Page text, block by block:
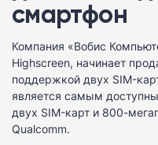
смартфон
Компания «Вобис
Highscreen, начинает
поддержкой двух SIM-
является самым
двух SIM-карт и 800-
Qualcomm.